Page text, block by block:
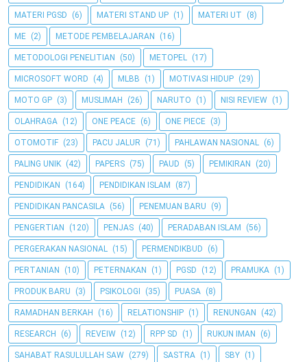
MATERI PGSD (6) MATERI STAND UP (1) MATERI UT (8)
ME (2) METODE PEMBELAJARAN (16)
METODOLOGI PENELITIAN (50) METOPEL (17)
MICROSOFT WORD (4) MLBB (1) MOTIVASI HIDUP (29)
MOTO GP (3) MUSLIMAH (26) NARUTO (1) NISI REVIEW (1)
OLAHRAGA (12) ONE PEACE (6) ONE PIECE (3)
OTOMOTIF (23) PACU JALUR (71) PAHLAWAN NASIONAL (6)
PALING UNIK (42) PAPERS (75) PAUD (5) PEMIKIRAN (20)
PENDIDIKAN (164) PENDIDIKAN ISLAM (87)
PENDIDIKAN PANCASILA (56) PENEMUAN BARU (9)
PENGERTIAN (120) PENJAS (40) PERADABAN ISLAM (56)
PERGERAKAN NASIONAL (15) PERMENDIKBUD (6)
PERTANIAN (10) PETERNAKAN (1) PGSD (12) PRAMUKA (1)
PRODUK BARU (3) PSIKOLOGI (35) PUASA (8)
RAMADHAN BERKAH (16) RELATIONSHIP (1) RENUNGAN (42)
RESEARCH (6) REVEIW (12) RPP SD (1) RUKUN IMAN (6)
SAHABAT RASULULLAH SAW (279) SASTRA (1) SBY (1)